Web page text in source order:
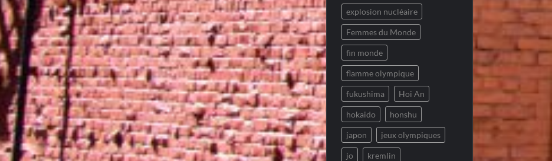
explosion nucléaire
Femmes du Monde
fin monde
flamme olympique
fukushima Hoi An
hokaido honshu
japon jeux olympiques
jo kremlin